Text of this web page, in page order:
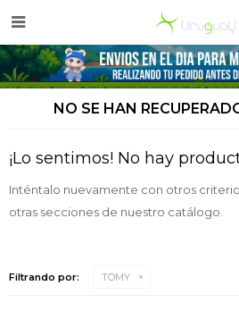

NO SE HAN
¡Lo sentimos! No hay
Inténtalo nuevamente con otros
otras secciones de nuestro catálogo.
Filtrando por: TOMY